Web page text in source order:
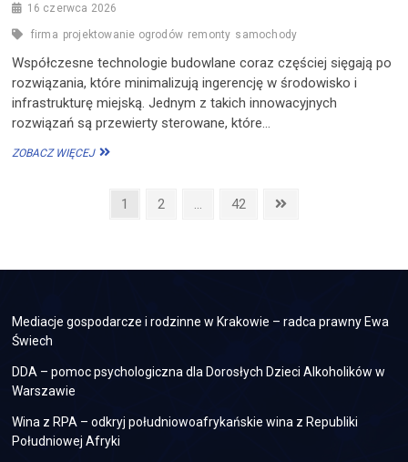
16 czerwca 2026
firma projektowanie ogrodów remonty samochody
Współczesne technologie budowlane coraz częściej sięgają po
rozwiązania, które minimalizują ingerencję w środowisko i
infrastrukturę miejską. Jednym z takich innowacyjnych
rozwiązań są przewierty sterowane, które…
ZOBACZ WIĘCEJPRZEWIERTY
BEZWYKOPOWY
StronicowaniePage
1 Page
2 … Page
42
Next
Mediacje gospodarcze i rodzinne w Krakowie – radca prawny Ewa
Świech
DDA – pomoc psychologiczna dla Dorosłych Dzieci Alkoholików w
Warszawie
Wina z RPA – odkryj południowoafrykańskie wina z Republiki
Południowej Afryki